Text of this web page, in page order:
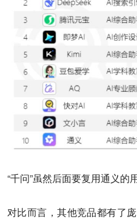
“千问”虽然后面要复用通义的
对比而言，其他竞品都有了